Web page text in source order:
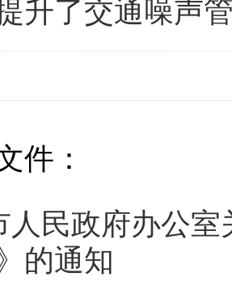
升了交通噪声
件：
人民政府办公
的通知